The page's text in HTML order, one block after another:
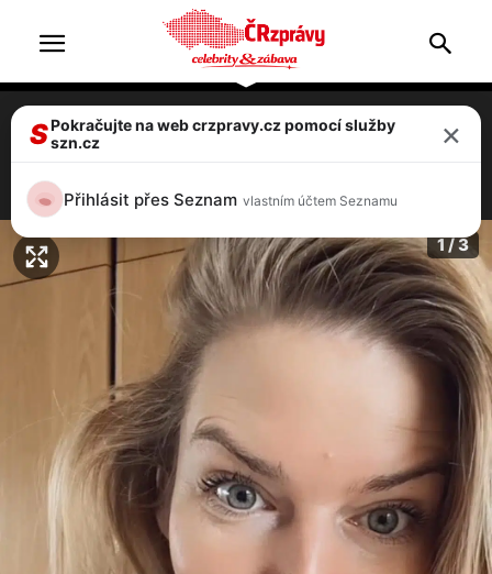
Nikol Leitgeb: Udeřila nemoc! Musí zrušit
1 / 3
SPokračujte na web crzpravy.cz pomocí služby
szn.cz
×
Přihlásit přes Seznam vlastním účtem Seznamu